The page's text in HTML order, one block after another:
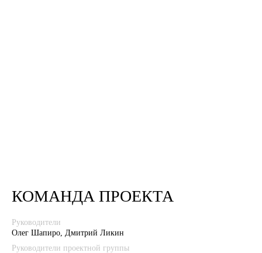
КОМАНДА ПРОЕКТА
Руководители
Олег Шапиро, Дмитрий Ликин
Руководители проектной группы